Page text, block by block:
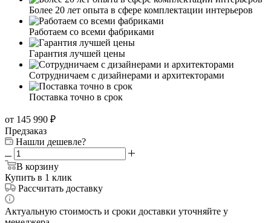
Реализация эстетического замысла
Более 20 лет опыта в сфере комплектации интерьеров
Работаем со всеми фабриками
Гарантия лучшей цены
Сотрудничаем с дизайнерами и архитекторами
Поставка точно в срок
от 145 990
Предзаказ
Нашли дешевле?
В корзину
Купить в 1 клик